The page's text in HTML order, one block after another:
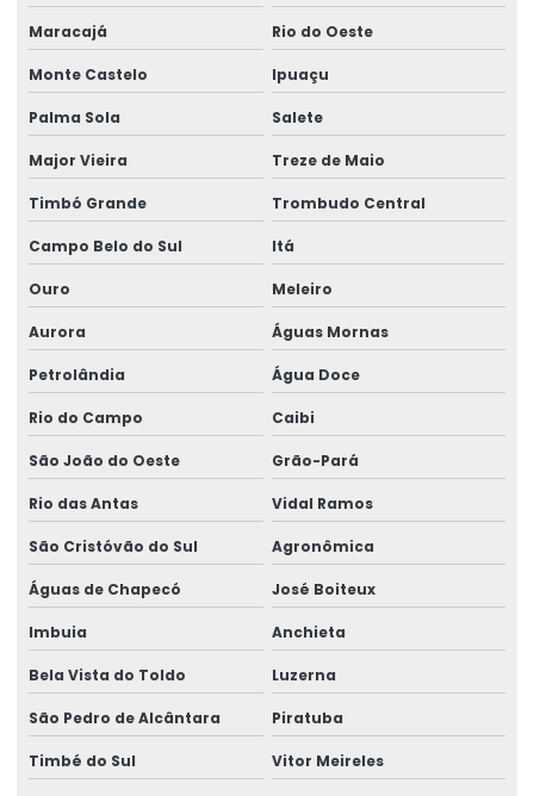
Análise potabilidade de água
Análise de potabilidade de água conforme portaria 888
Análise de potabilidade de água segundo portaria 888
Análise de potabilidade da água
Análise de potabilidade da água para consumo humano
Análise de potabilidade da água preço
Análise de qualidade do ar interior
Análise qualitativa química
Análise quantitativa e qualitativa de alimentos
Análise química de alimentos
Análise química ambiental
Análise química bromatológica
Análise química completa
Análise química da água
Análise química do solo
Análise química dos alimentos
Análise química e física
Análise química e física do solo
Maracajá Rio do Oeste
Monte Castelo Ipuaçu
Palma Sola Salete
Major Vieira Treze de Maio
Timbó Grande Trombudo Central
Campo Belo do Sul Itá
Ouro Meleiro
Aurora Águas Mornas
Petrolândia Água Doce
Rio do Campo Caibi
São João do Oeste Grão-Pará
Rio das Antas Vidal Ramos
São Cristóvão do Sul Agronômica
Águas de Chapecó José Boiteux
Imbuia Anchieta
Bela Vista do Toldo Luzerna
São Pedro de Alcântara Piratuba
Timbé do Sul Vitor Meireles